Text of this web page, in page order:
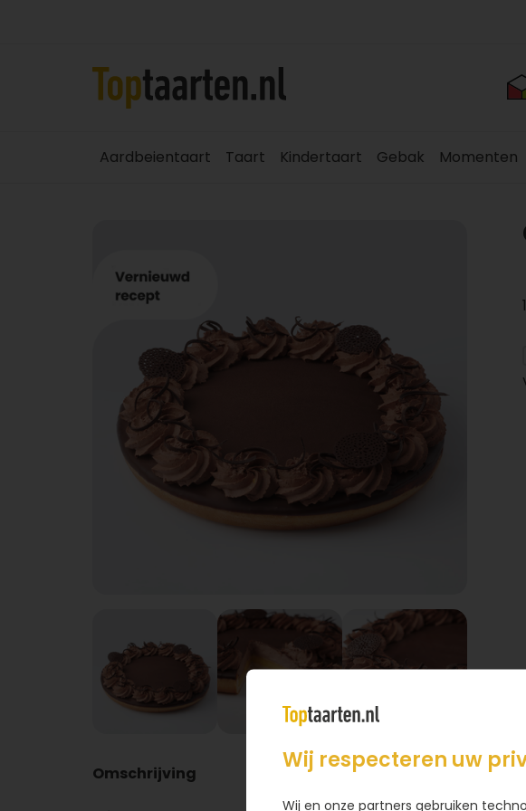
Aardbeientaart Taart Kindertaart Gebak Momenten
Omschrijving
Wij respecteren uw
Wij en onze partners gebruiken